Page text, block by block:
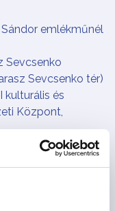
emlékműnél
Sevcsenko
Sevcsenko tér)
kulturális és
Központ,
„BASOLKA”